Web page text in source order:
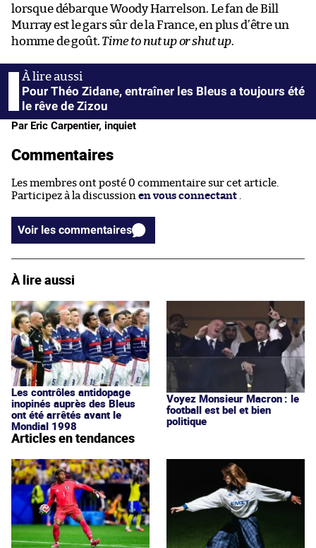
lorsque débarque Woody Harrelson. Le fan de Bill
Murray est le gars sûr de la France, en plus d’être un
homme de goût. Time to nut up or shut up.
Pour Théo Zidane, entraîner les Bleus a toujours été
le rêve de Zizou
Par Eric Carpentier, inquiet
Commentaires
Les membres ont posté 0 commentaire sur cet article.
Participez à la discussion en vous connectant .
Voir les commentaires
À lire aussi
Les contrôles antidopage
inopinés auprès des Bleus
ont été arrêtés avant le
Mondial 1998
Voyez Monsieur Macron : le
football est bel et bien
politique
Articles en tendances